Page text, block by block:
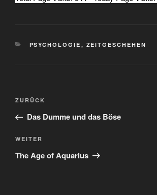
KATEGORIEN
PSYCHOLOGIE , ZEITGESCHEHEN
Beitragsnavigation
Vorheriger
Beitrag
ZURÜCK
Das Dumme und das Böse
Nächster
Beitrag
WEITER
The Age of Aquarius